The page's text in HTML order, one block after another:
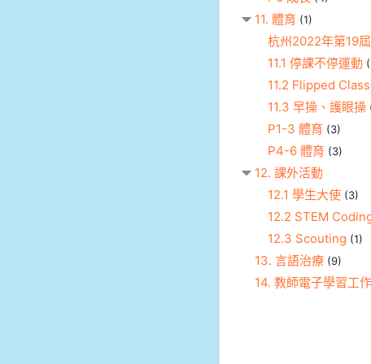
11. 體育 (1)
杭州2022年第19
11.1 停課不停運動
11.2 Flipped
11.3 早操、護眼操
P1-3 體育 (3)
P4-6 體育 (3)
12. 課外活動
12.1 學生大使(3)
12.2 STEM
12.3 Scouting (1)
13. 言語治療(9)
14. 教師電子學習工